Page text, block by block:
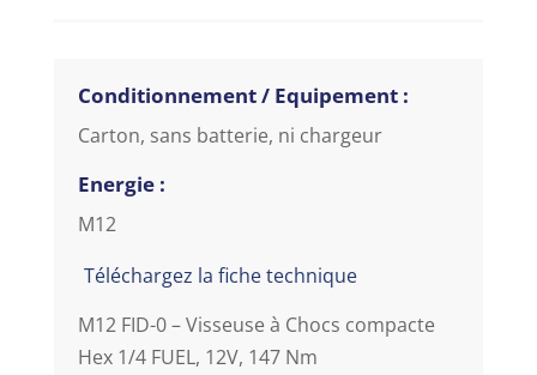
Conditionnement / Equipement :
Carton, sans batterie, ni chargeur
Energie :
M12
Téléchargez la fiche technique
M12 FID-0 – Visseuse à Chocs compacte
Hex 1/4 FUEL, 12V, 147 Nm